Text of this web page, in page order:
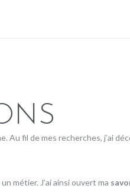
Au fil de mes recherches, j’ai
métier. J’ai ainsi ouvert ma